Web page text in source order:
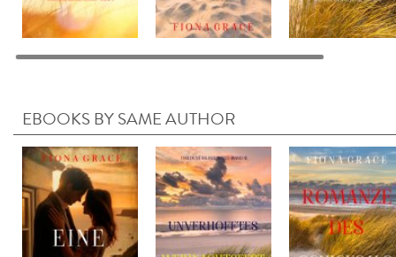
EBOOKS BY SAME AUTHOR